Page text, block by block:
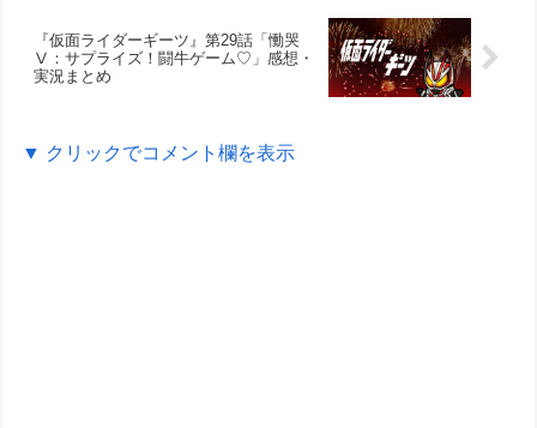
『仮面ライダーギーツ』第29話「慟哭
Ⅴ：サプライズ！闘牛ゲーム♡」感想・
実況まとめ
▼ クリックでコメント欄を表示